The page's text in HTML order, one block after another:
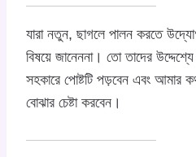
যারা নতুন, ছাগলে পালন করতে
বিষয়ে জানেননা। তো তাদের
সহকারে পোষ্টটি পড়বেন এবং আমার
বোঝার চেষ্টা করবেন।